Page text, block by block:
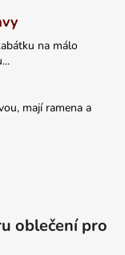
na málo
mají ramena a
oblečení pro